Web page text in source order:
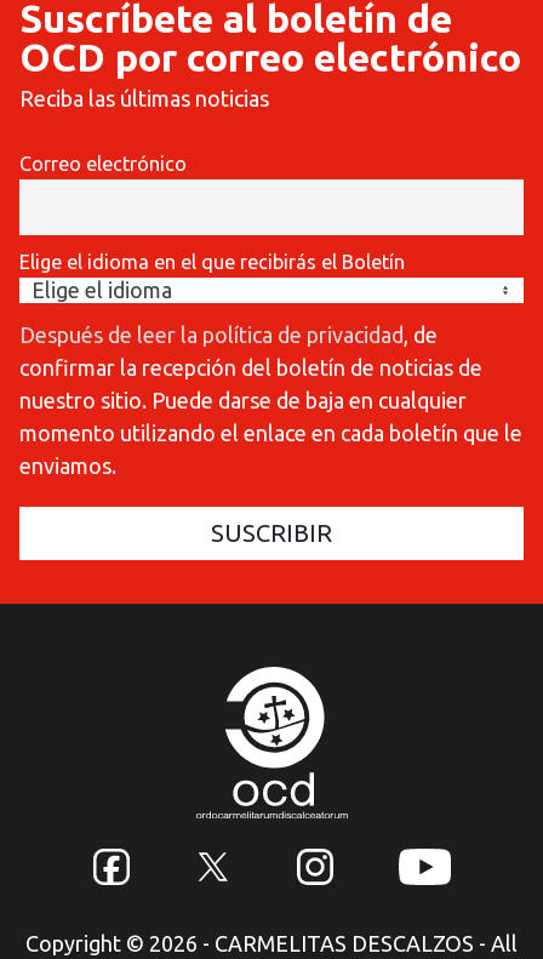
Suscríbete al boletín de
OCD por correo electrónico
Reciba las últimas noticias
Correo electrónico
Elige el idioma en el que recibirás el Boletín
Después de leer la política de privacidad , de
confirmar la recepción del boletín de noticias de
nuestro sitio. Puede darse de baja en cualquier
momento utilizando el enlace en cada boletín que le
enviamos.
Copyright © 2026 - CARMELITAS DESCALZOS - All